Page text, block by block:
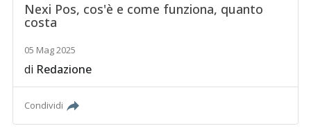
Nexi Pos, cos'è e come funziona, quanto
costa
05 Mag 2025
di Redazione
Condividi